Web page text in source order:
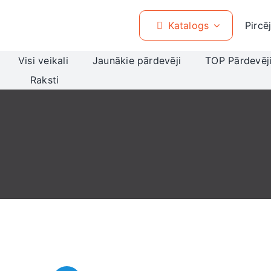
Katalogs
Visi veikali Jaunākie pārdevēji TOP Pārdevēji
Raksti